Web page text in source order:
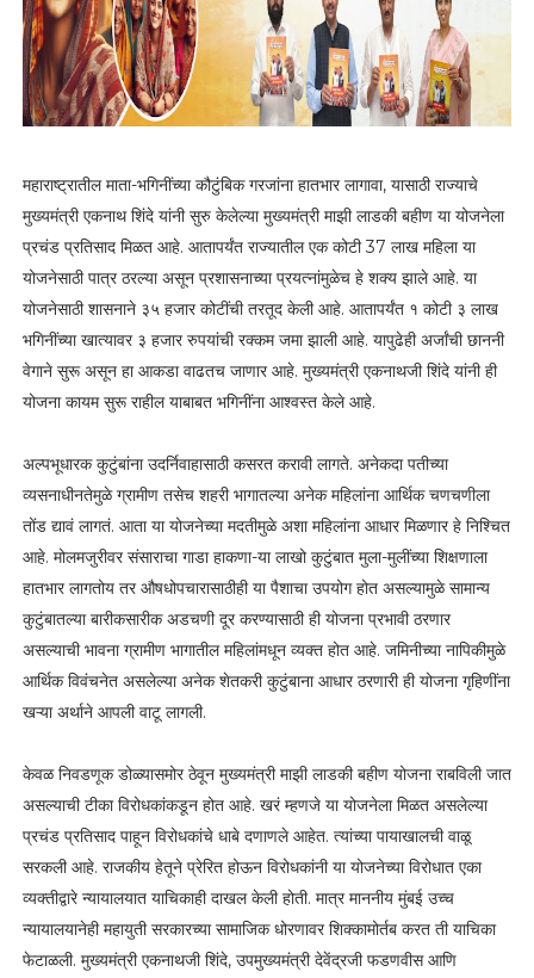
महाराष्ट्रातील माता-भगिनींच्या कौटुंबिक गरजांना हातभार लागावा, यासाठी राज्याचे
मुख्यमंत्री एकनाथ शिंदे यांनी सुरु केलेल्या मुख्यमंत्री माझी लाडकी बहीण या योजनेला
प्रचंड प्रतिसाद मिळत आहे. आतापर्यंत राज्यातील एक कोटी 37 लाख महिला या
योजनेसाठी पात्र ठरल्या असून प्रशासनाच्या प्रयत्नांमुळेच हे शक्य झाले आहे. या
योजनेसाठी शासनाने ३५ हजार कोटींची तरतूद केली आहे. आतापर्यंत १ कोटी ३ लाख
भगिनींच्या खात्यावर ३ हजार रुपयांची रक्कम जमा झाली आहे. यापुढेही अर्जांची छाननी
वेगाने सुरू असून हा आकडा वाढतच जाणार आहे. मुख्यमंत्री एकनाथजी शिंदे यांनी ही
योजना कायम सुरू राहील याबाबत भगिनींना आश्वस्त केले आहे.
अल्पभूधारक कुटुंबांना उदर्निवाहासाठी कसरत करावी लागते. अनेकदा पतीच्या
व्यसनाधीनतेमुळे ग्रामीण तसेच शहरी भागातल्या अनेक महिलांना आर्थिक चणचणीला
तोंड द्यावं लागतं. आता या योजनेच्या मदतीमुळे अशा महिलांना आधार मिळणार हे निश्चित
आहे. मोलमजुरीवर संसाराचा गाडा हाकणा-या लाखो कुटुंबात मुला-मुलींच्या शिक्षणाला
हातभार लागतोय तर औषधोपचारासाठीही या पैशाचा उपयोग होत असल्यामुळे सामान्य
कुटुंबातल्या बारीकसारीक अडचणी दूर करण्यासाठी ही योजना प्रभावी ठरणार
असल्याची भावना ग्रामीण भागातील महिलांमधून व्यक्त होत आहे. जमिनीच्या नापिकीमुळे
आर्थिक विवंचनेत असलेल्या अनेक शेतकरी कुटुंबाना आधार ठरणारी ही योजना गृहिणींना
खऱ्या अर्थाने आपली वाटू लागली.
केवळ निवडणूक डोळ्यासमोर ठेवून मुख्यमंत्री माझी लाडकी बहीण योजना राबविली जात
असल्याची टीका विरोधकांकडून होत आहे. खरं म्हणजे या योजनेला मिळत असलेल्या
प्रचंड प्रतिसाद पाहून विरोधकांचे धाबे दणाणले आहेत. त्यांच्या पायाखालची वाळू
सरकली आहे. राजकीय हेतूने प्रेरित होऊन विरोधकांनी या योजनेच्या विरोधात एका
व्यक्तीद्वारे न्यायालयात याचिकाही दाखल केली होती. मात्र माननीय मुंबई उच्च
न्यायालयानेही महायुती सरकारच्या सामाजिक धोरणावर शिक्कामोर्तब करत ती याचिका
फेटाळली. मुख्यमंत्री एकनाथजी शिंदे, उपमुख्यमंत्री देवेंद्रजी फडणवीस आणि